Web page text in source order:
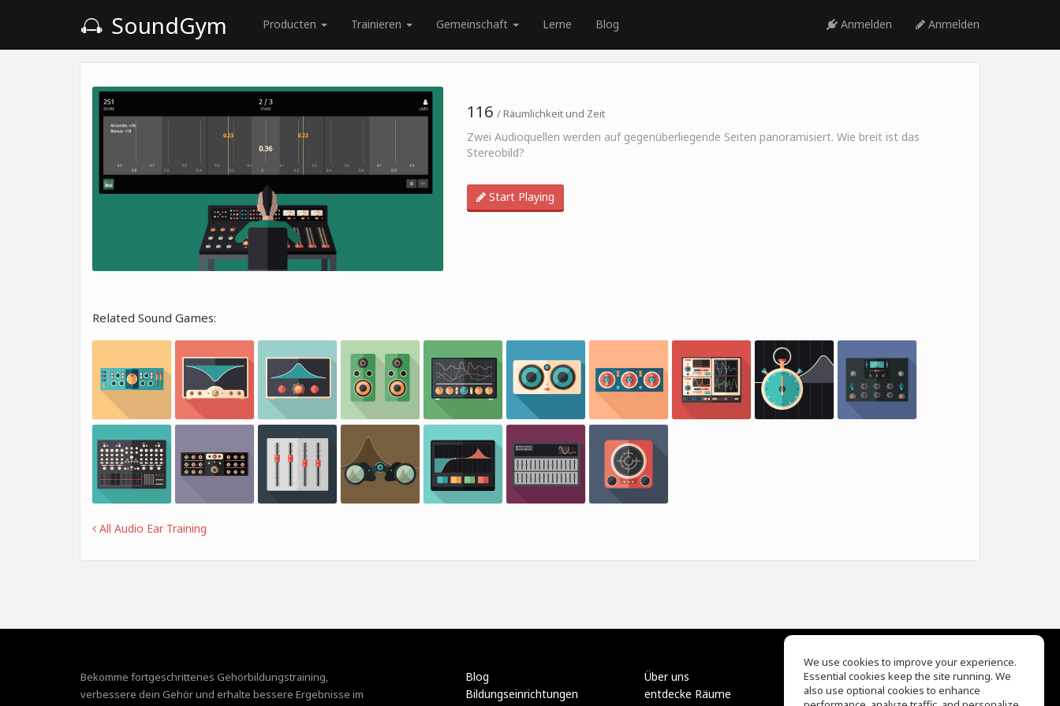
SoundGym Producten Trainieren Gemeinschaft Lerne Blog Anmelden Anmelden
116 / Räumlichkeit und Zeit
Zwei Audioquellen werden auf gegenüberliegende Seiten panoramisiert. Wie breit ist das
Stereobild?
Start Playing
Related Sound Games:
All Audio Ear Training
Bekomme fortgeschrittenes Gehörbildungstraining,
verbessere dein Gehör und erhalte bessere Ergebnisse im
Blog
Bildungseinrichtungen
Über uns
entdecke Räume
EQ Ear Training
Drum Machine
We use cookies to improve your experience.
Essential cookies keep the site running. We
also use optional cookies to enhance